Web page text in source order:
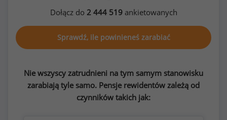
Dołącz do 2 444 519ankietowanych
Sprawdź, ile powinieneś zarabiać
Nie wszyscy zatrudnieni na tym samym stanowisku
zarabiają tyle samo. Pensje rewidentów zależą od
czynników takich jak: